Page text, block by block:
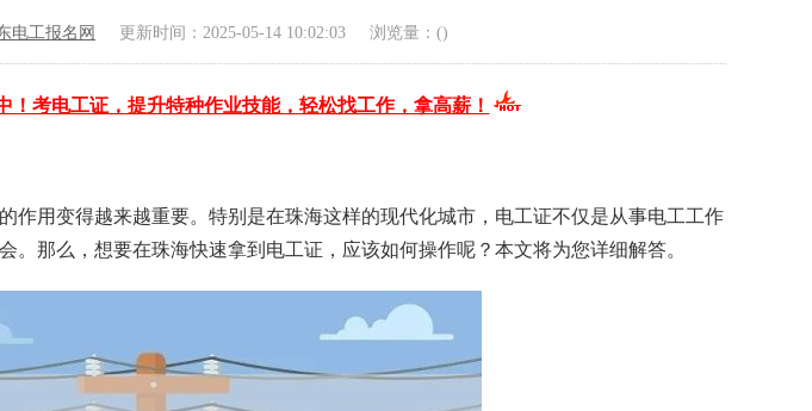
电工报名网 更新时间：2025-05-14 10:02:03 浏览量：()
！考电工证，提升特种作业技能，轻松找工作，拿高薪！
作用变得越来越重要。特别是在珠海这样的现代化城市，电工证不仅是从事电工工作
。那么，想要在珠海快速拿到电工证，应该如何操作呢？本文将为您详细解答。